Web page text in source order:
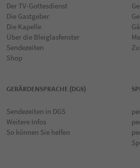
Der TV-Gottesdienst
Die Gastgeber
Die Kapelle
Über die Bleiglasfenster
Sendezeiten
Shop
GEBÄRDENSPRACHE (DGS)
Sendezeiten in DGS
Weitere Infos
So können Sie helfen